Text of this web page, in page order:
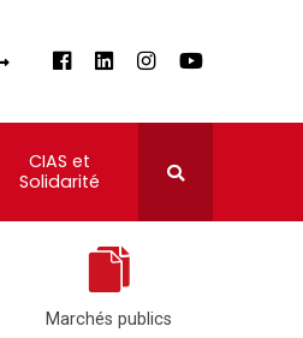
CIAS et
Solidarité
Marchés publics